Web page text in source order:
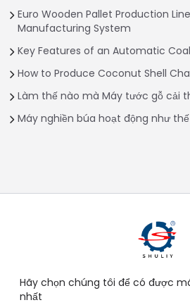
Euro Wooden Pallet Production
Manufacturing System
Key Features of an Automatic
How to Produce Coconut Shell
Làm thế nào mà Máy tước gỗ cải
Máy nghiền búa hoạt động như
Hãy chọn chúng tôi để có được
nhất